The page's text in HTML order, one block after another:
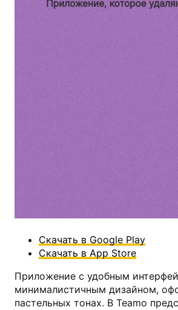
Скачать в Google Play
Скачать в App Store
Приложение с удобным
минималистичным дизайном,
пастельных тонах. В Teamo